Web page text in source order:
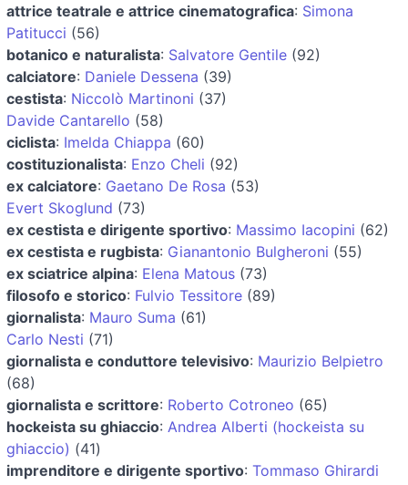
attrice teatrale e attrice cinematografica: Simona
Patitucci (56)
botanico e naturalista: Salvatore Gentile (92)
calciatore: Daniele Dessena (39)
cestista: Niccolò Martinoni (37)
Davide Cantarello (58)
ciclista: Imelda Chiappa (60)
costituzionalista: Enzo Cheli (92)
ex calciatore: Gaetano De Rosa (53)
Evert Skoglund (73)
ex cestista e dirigente sportivo: Massimo Iacopini (62)
ex cestista e rugbista: Gianantonio Bulgheroni (55)
ex sciatrice alpina: Elena Matous (73)
filosofo e storico: Fulvio Tessitore (89)
giornalista: Mauro Suma (61)
Carlo Nesti (71)
giornalista e conduttore televisivo: Maurizio Belpietro
(68)
giornalista e scrittore: Roberto Cotroneo (65)
hockeista su ghiaccio: Andrea Alberti (hockeista su
ghiaccio) (41)
imprenditore e dirigente sportivo: Tommaso Ghirardi